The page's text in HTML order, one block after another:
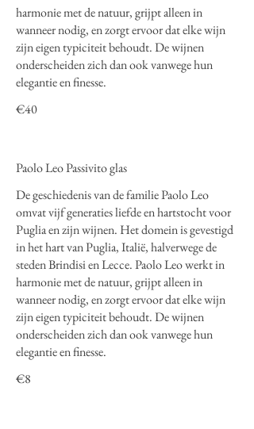
harmonie met de natuur, grijpt alleen in
wanneer nodig, en zorgt ervoor dat elke wijn
zijn eigen typiciteit behoudt. De wijnen
onderscheiden zich dan ook vanwege hun
elegantie en finesse.
€40
Paolo Leo Passivito glas
De geschiedenis van de familie Paolo Leo
omvat vijf generaties liefde en hartstocht voor
Puglia en zijn wijnen. Het domein is gevestigd
in het hart van Puglia, Italië, halverwege de
steden Brindisi en Lecce. Paolo Leo werkt in
harmonie met de natuur, grijpt alleen in
wanneer nodig, en zorgt ervoor dat elke wijn
zijn eigen typiciteit behoudt. De wijnen
onderscheiden zich dan ook vanwege hun
elegantie en finesse.
€8